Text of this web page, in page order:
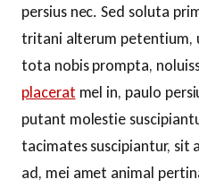
persius nec. Sed soluta
tritani alterum petentium,
tota nobis prompta,
placerat mel in, paulo
putant molestie
tacimates suscipiantur, sit
ad, mei amet animal